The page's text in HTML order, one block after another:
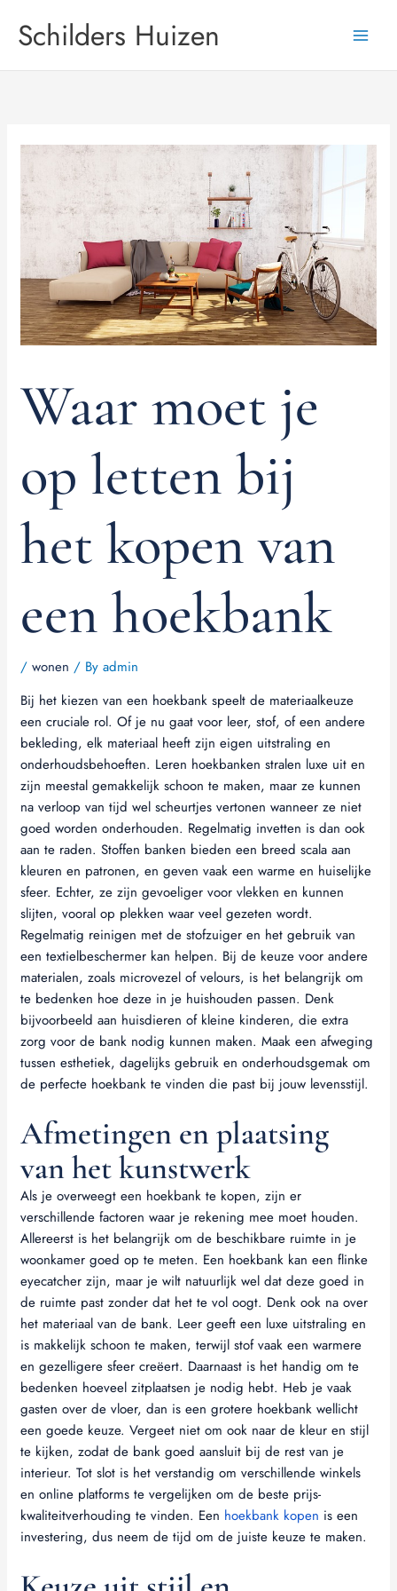
contentSchilders Huizen
Waar moet je
op letten bij
het kopen van
een hoekbank
/wonen / Byadmin
Bij het kiezen van een hoekbank speelt de materiaalkeuze
een cruciale rol. Of je nu gaat voor leer, stof, of een andere
bekleding, elk materiaal heeft zijn eigen uitstraling en
onderhoudsbehoeften. Leren hoekbanken stralen luxe uit en
zijn meestal gemakkelijk schoon te maken, maar ze kunnen
na verloop van tijd wel scheurtjes vertonen wanneer ze niet
goed worden onderhouden. Regelmatig invetten is dan ook
aan te raden. Stoffen banken bieden een breed scala aan
kleuren en patronen, en geven vaak een warme en huiselijke
sfeer. Echter, ze zijn gevoeliger voor vlekken en kunnen
slijten, vooral op plekken waar veel gezeten wordt.
Regelmatig reinigen met de stofzuiger en het gebruik van
een textielbeschermer kan helpen. Bij de keuze voor andere
materialen, zoals microvezel of velours, is het belangrijk om
te bedenken hoe deze in je huishouden passen. Denk
bijvoorbeeld aan huisdieren of kleine kinderen, die extra
zorg voor de bank nodig kunnen maken. Maak een afweging
tussen esthetiek, dagelijks gebruik en onderhoudsgemak om
de perfecte hoekbank te vinden die past bij jouw levensstijl.
Afmetingen en plaatsing
van het kunstwerk
Als je overweegt een hoekbank te kopen, zijn er
verschillende factoren waar je rekening mee moet houden.
Allereerst is het belangrijk om de beschikbare ruimte in je
woonkamer goed op te meten. Een hoekbank kan een flinke
eyecatcher zijn, maar je wilt natuurlijk wel dat deze goed in
de ruimte past zonder dat het te vol oogt. Denk ook na over
het materiaal van de bank. Leer geeft een luxe uitstraling en
is makkelijk schoon te maken, terwijl stof vaak een warmere
en gezelligere sfeer creëert. Daarnaast is het handig om te
bedenken hoeveel zitplaatsen je nodig hebt. Heb je vaak
gasten over de vloer, dan is een grotere hoekbank wellicht
een goede keuze. Vergeet niet om ook naar de kleur en stijl
te kijken, zodat de bank goed aansluit bij de rest van je
interieur. Tot slot is het verstandig om verschillende winkels
en online platforms te vergelijken om de beste prijs-
kwaliteitverhouding te vinden. Een hoekbank kopen is een
investering, dus neem de tijd om de juiste keuze te maken.